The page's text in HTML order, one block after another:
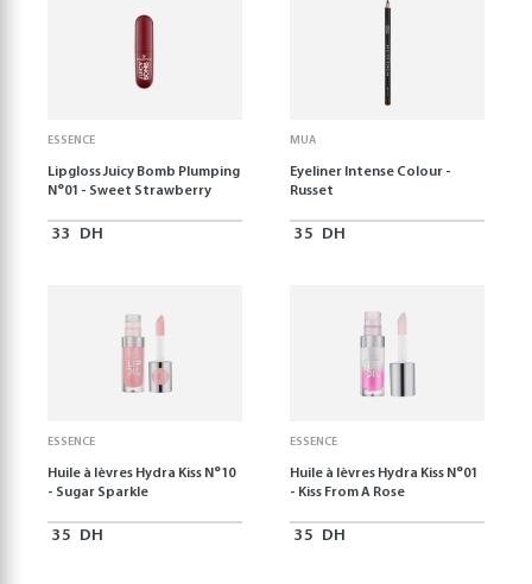
ESSENCE
Lipgloss Juicy Bomb Plumping
N°01 - Sweet Strawberry
33 DH
MUA
Eyeliner Intense Colour -
Russet
35 DH
ESSENCE
Huile à lèvres Hydra Kiss N°10
- Sugar Sparkle
35 DH
ESSENCE
Huile à lèvres Hydra Kiss N°01
- Kiss From A Rose
35 DH